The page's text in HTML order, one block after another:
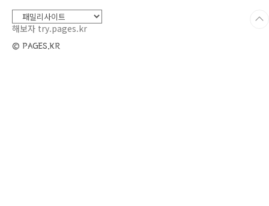
비, 수술비, 입원비 등의 일부를 보험사가 보장 한
도 내에서 보상해주는 상품..
해보자 try.pages.kr
© PAGES.KR